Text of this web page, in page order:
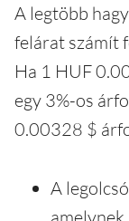
A legtöbb
felárat számít
Ha 1 HUF
egy 3%-os
0.00328 $
A